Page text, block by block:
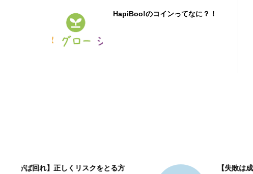
HapiBoo!のコインってなに？！
【失敗は成功のもと】失敗への恐れを